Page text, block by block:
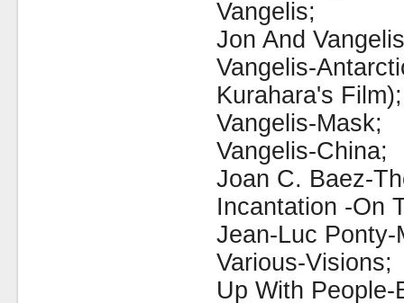
Vangelis;
Jon And
Vangelis-
Kurahara's Film);
Vangelis-Mask;
Vangelis-China;
Joan C. Baez-
Incantation -On
Jean-Luc
Various-Visions;
Up With People-